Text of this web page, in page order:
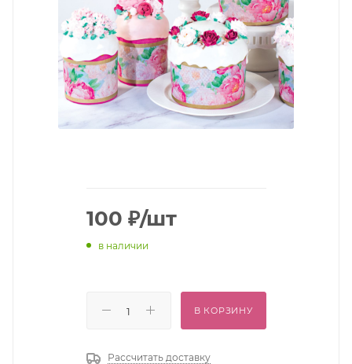
100 ₽/шт
в наличии
В КОРЗИНУ
Рассчитать доставку